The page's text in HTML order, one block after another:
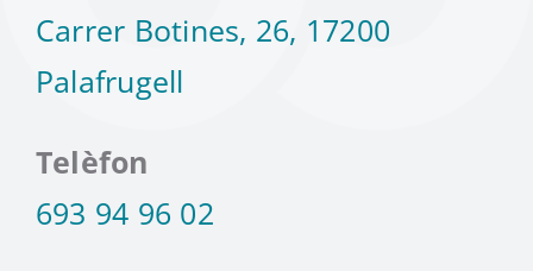
Carrer Botines, 26, 17200
Palafrugell
Telèfon
693 94 96 02